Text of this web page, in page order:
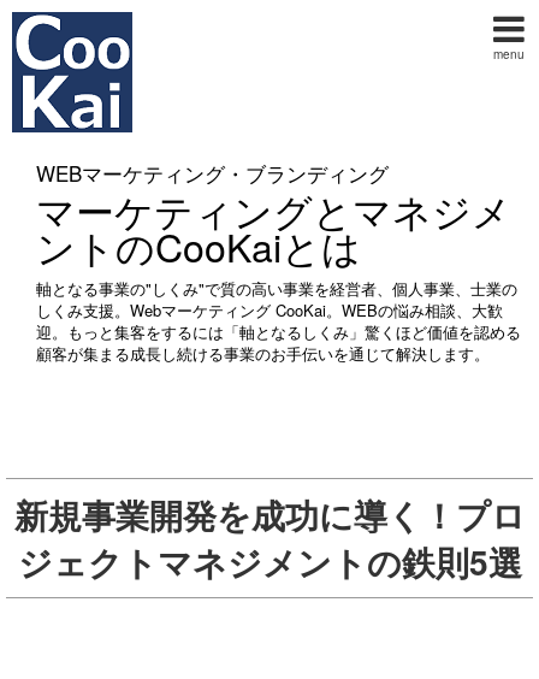
menu
WEBマーケティング・ブランディング
マーケティングとマネジメ
ントのCooKaiとは
軸となる事業の"しくみ"で質の高い事業を経営者、個人事業、士業の
しくみ支援。Webマーケティング CooKai。WEBの悩み相談、大歓
迎。もっと集客をするには「軸となるしくみ」驚くほど価値を認める
顧客が集まる成長し続ける事業のお手伝いを通じて解決します。
新規事業開発を成功に導く！プロ
ジェクトマネジメントの鉄則5選